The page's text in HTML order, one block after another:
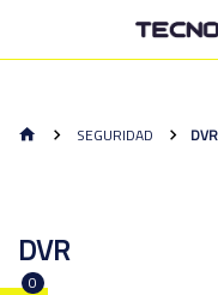
0
SEGURIDAD DVR
DVR